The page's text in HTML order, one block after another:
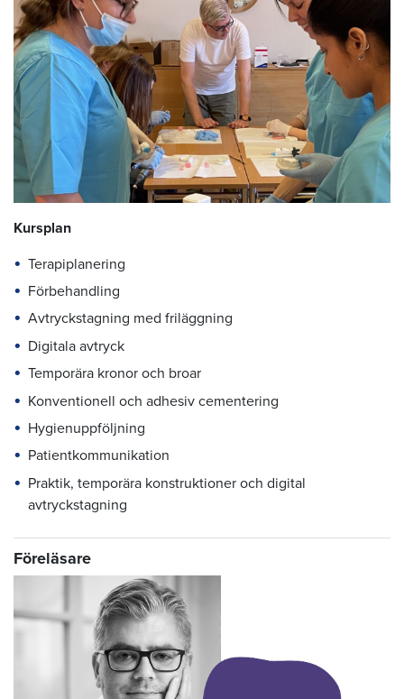
Kursplan
Terapiplanering
Förbehandling
Avtryckstagning med friläggning
Digitala avtryck
Temporära kronor och broar
Konventionell och adhesiv cementering
Hygienuppföljning
Patientkommunikation
Praktik, temporära konstruktioner och digital
avtryckstagning
Föreläsare